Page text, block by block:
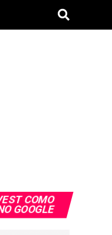
COMO
GOOGLE